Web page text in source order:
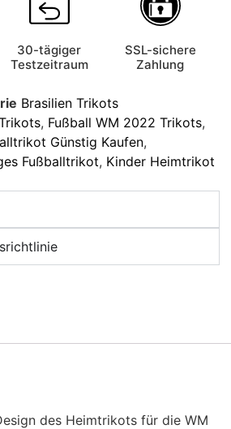
30-tägiger
Testzeitraum
SSL-sichere
Zahlung
Brasilien Trikots
, Fußball WM 2022 Trikots,
Günstig Kaufen,
Fußballtrikot, Kinder Heimtrikot
des Heimtrikots für die WM